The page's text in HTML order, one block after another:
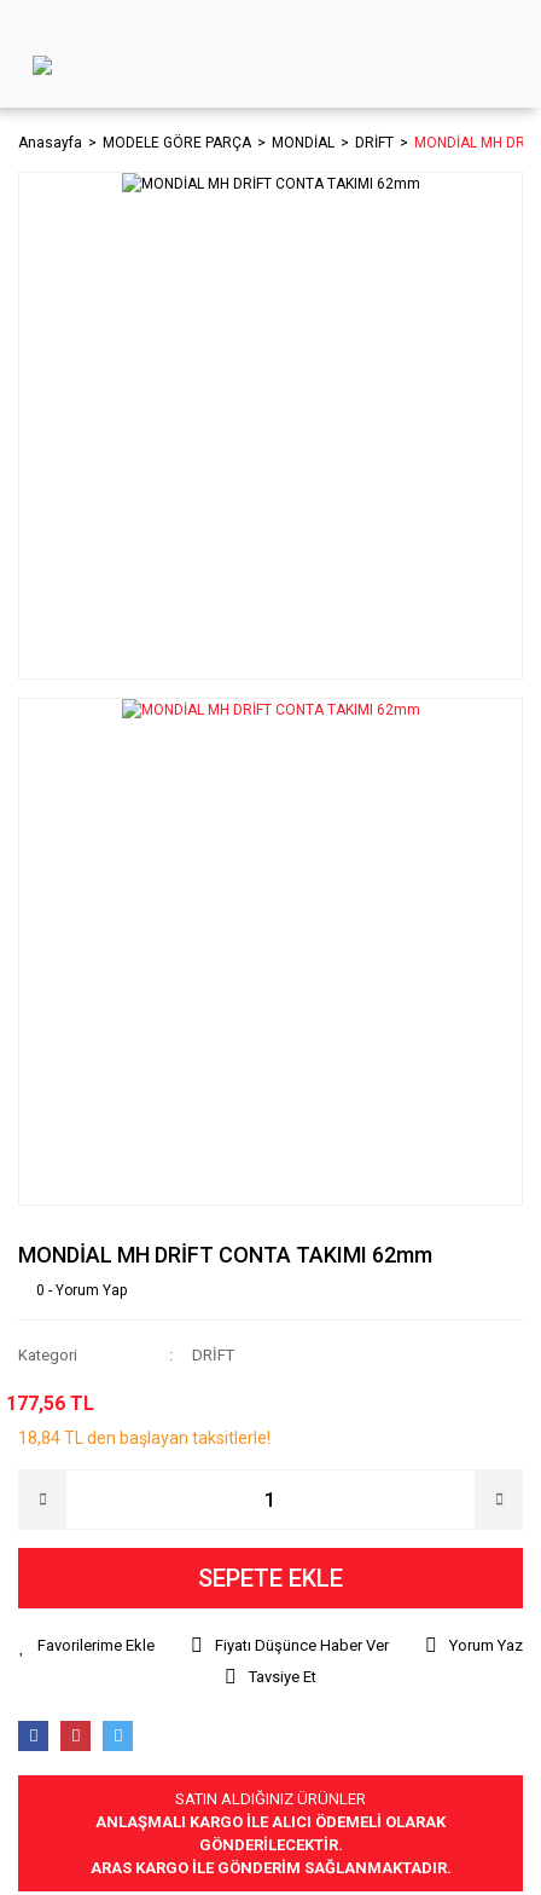
Anasayfa MODELE GÖRE PARÇA MONDİAL DRİFT MONDİAL MH
MONDİAL MH DRİFT CONTA TAKIMI 62mm
0 - Yorum Yap
Kategori DRİFT
177,56 TL
18,84 TL den başlayan taksitlerle!
SEPETE EKLE
Fiyatı Düşünce Haber Ver
Yorum Yaz
Tavsiye Et
SATIN ALDIĞINIZ ÜRÜNLER
ANLAŞMALI KARGO İLE ALICI ÖDEMELİ OLARAK
GÖNDERİLECEKTİR.
ARAS KARGO İLE GÖNDERİM SAĞLANMAKTADIR.